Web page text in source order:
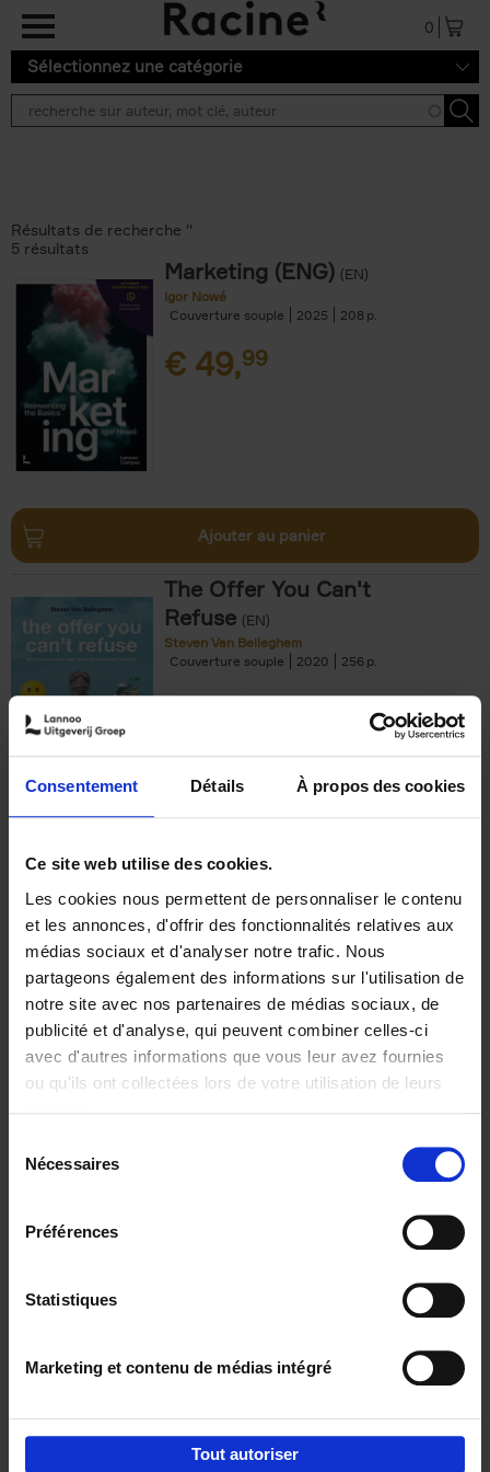
Consentement Détails À propos des cookies
Ce site web utilise des cookies.
Les cookies nous permettent de personnaliser le contenu
et les annonces, d'offrir des fonctionnalités relatives aux
médias sociaux et d'analyser notre trafic. Nous
partageons également des informations sur l'utilisation de
notre site avec nos partenaires de médias sociaux, de
publicité et d'analyse, qui peuvent combiner celles-ci
avec d'autres informations que vous leur avez fournies
ou qu'ils ont collectées lors de votre utilisation de leurs
Nécessaires
Préférences
Statistiques
Marketing et contenu de médias intégré
Tout autoriser
Aller au contenu principal
0
Sélectionnez une catégorie
Résultats de recherche ''
5 résultats
Marketing (ENG) (EN)
Igor Nowé
Couverture souple
2025 208
€ 49,99
Ajouter au panier
The Offer You Can't
Refuse (EN)
Steven Van Belleghem
Couverture souple
2020 256
€37,50
Building Bonds = Building
Business
Jochen Roef Jozefien De Feyter
Carolien Boom
Couverture souple
2025 200
€29,99
Digital marketing like a PRO -
completely revised edition (EN)